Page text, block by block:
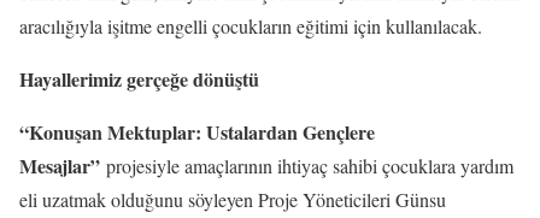
aracılığıyla işitme engelli çocukların eğitimi için kullanılacak.
Hayallerimiz gerçeğe dönüştü
“Konuşan Mektuplar: Ustalardan Gençlere
Mesajlar” projesiyle amaçlarının ihtiyaç sahibi çocuklara yardım
eli uzatmak olduğunu söyleyen Proje Yöneticileri Günsu